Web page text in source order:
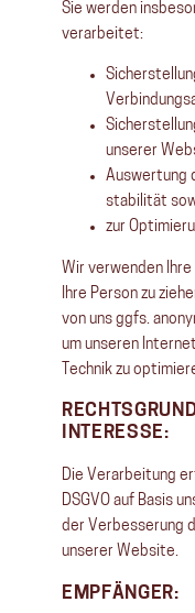
Sie werden
verarbeitet:
unserer
Auswertung
stabilität
zur
Wir verwenden
Ihre Person zu
von uns ggfs.
um unseren
Technik zu
INTERESSE:
Die Verarbeitung
DSGVO auf Basis
der Verbesserung
unserer Website.
EMPFÄNGER: